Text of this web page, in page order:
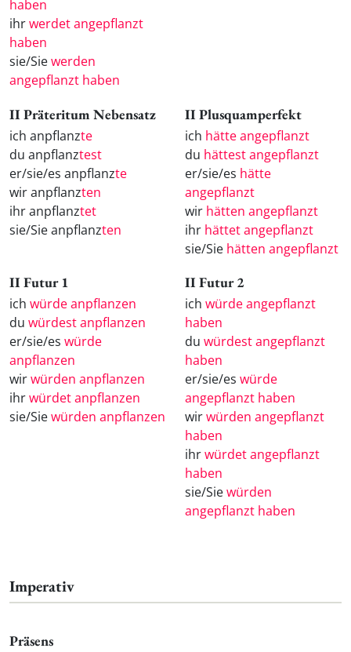
haben
ihrwerdet angepflanzt
haben
sie/Siewerden
angepflanzt haben
II Präteritum Nebensatz
ich anpflanzte
du anpflanztest
er/sie/es anpflanzte
wir anpflanzten
ihr anpflanztet
sie/Sie anpflanzten
II Plusquamperfekt
ich hätte angepflanzt
du hättest angepflanzt
er/sie/es hätte
angepflanzt
wir hätten angepflanzt
ihr hättet angepflanzt
sie/Sie hätten angepflanzt
II Futur 1
ich würde anpflanzen
du würdest anpflanzen
er/sie/es würde
anpflanzen
wirwürden anpflanzen
ihrwürdet anpflanzen
sie/Siewürden anpflanzen
II Futur 2
ich würde angepflanzt
haben
du würdest angepflanzt
haben
er/sie/es würde
angepflanzt haben
wirwürden angepflanzt
haben
ihrwürdet angepflanzt
haben
sie/Siewürden
angepflanzt haben
Imperativ
Präsens